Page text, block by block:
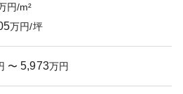
円/m²
万円/坪
〜 5,973万円